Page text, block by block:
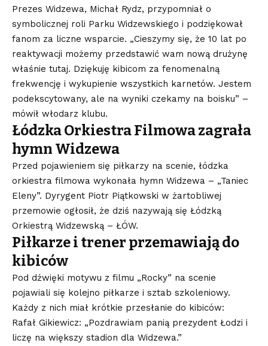
Prezes Widzewa, Michał Rydz, przypomniał o
symbolicznej roli Parku Widzewskiego i podziękował
fanom za liczne wsparcie. „Cieszymy się, że 10 lat po
reaktywacji możemy przedstawić wam nową drużynę
właśnie tutaj. Dziękuję kibicom za fenomenalną
frekwencję i wykupienie wszystkich karnetów. Jestem
podekscytowany, ale na wyniki czekamy na boisku” –
mówił włodarz klubu.
Łódzka Orkiestra Filmowa zagrała
hymn Widzewa
Przed pojawieniem się piłkarzy na scenie, łódzka
orkiestra filmowa wykonała hymn Widzewa – „Taniec
Eleny”. Dyrygent Piotr Piątkowski w żartobliwej
przemowie ogłosił, że dziś nazywają się Łódzką
Orkiestrą Widzewską – ŁÓW.
Piłkarze i trener przemawiają do
kibiców
Pod dźwięki motywu z filmu „Rocky” na scenie
pojawiali się kolejno piłkarze i sztab szkoleniowy.
Każdy z nich miał krótkie przesłanie do kibiców:
Rafał Gikiewicz: „Pozdrawiam panią prezydent Łodzi i
liczę na większy stadion dla Widzewa.”